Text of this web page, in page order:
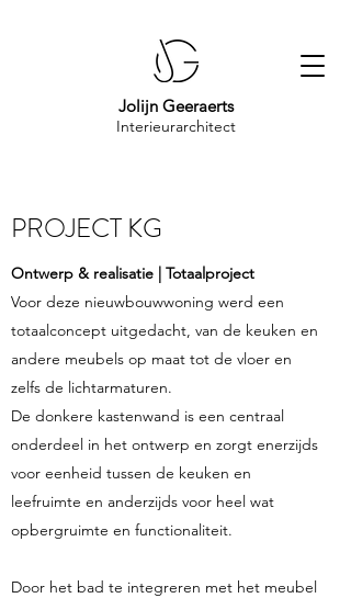
Jolijn Geeraerts
Interieurarchitect
PROJECT KG
Ontwerp & realisatie | Totaalproject
Voor deze nieuwbouwwoning werd een
totaalconcept uitgedacht, van de keuken en
andere meubels op maat tot de vloer en
zelfs de lichtarmaturen.
De donkere kastenwand is een centraal
onderdeel in het ontwerp en zorgt enerzijds
voor eenheid tussen de keuken en
leefruimte en anderzijds voor heel wat
opbergruimte en functionaliteit.
Door het bad te integreren met het meubel